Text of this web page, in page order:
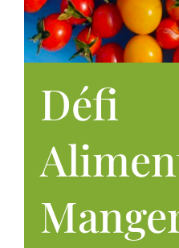
Défi